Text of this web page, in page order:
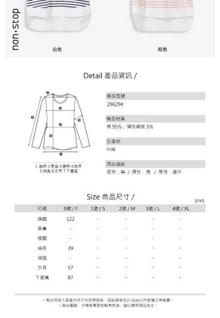
【注意事項】
１．透過由恩沛科技股份有限公司提供之「AFTEE先享後付」服務完成之交
易，需依本服務之必要範圍內提供個人資料，並將交易相關給付款項請求債
權轉讓予恩沛科技股份有限公司。
２．關於個人資料處理事宜，請瀏覽以下網址：
「AFTEE先享後付」，若未經同意申辦者引起之損失，本公司不負相關責
４．使用「AFTEE先享後付」時，將依據個別帳號之用戶狀況，依本公司即
時審查核予不同之上限額度；若仍有額度不足之情形，本公司將視審查結果
請求用戶進行身份認證。
５．嚴禁一人註冊多個帳號或使用他人資訊註冊。若發現惡意使用之情形，
恩沛科技股份有限公司將有權停止該用戶之使用額度並採取法律行動。
宅配-本島
每筆NT$80，滿NT$2,200(含以上)免運費
宅配-離島
每筆NT$150，滿NT$2,500(含以上)免運費